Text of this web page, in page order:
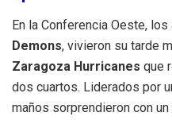
En la Conferencia Oeste,
Demons, vivieron su tarde
Zaragoza Hurricanes que
dos cuartos. Liderados por
maños sorprendieron con